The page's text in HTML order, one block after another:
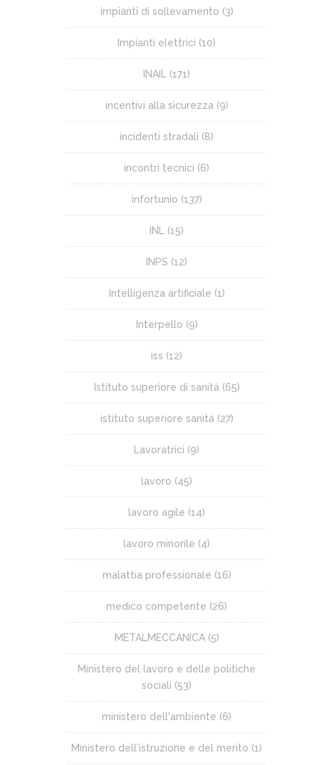
impianti di sollevamento (3)
Impianti elettrici (10)
INAIL (171)
incentivi alla sicurezza(9)
incidenti stradali (8)
incontri tecnici (6)
infortunio (137)
INL (15)
INPS (12)
Intelligenza artificiale (1)
Interpello (9)
iss (12)
Istituto superiore di sanità(65)
istituto superiore sanità(27)
Lavoratrici (9)
lavoro (45)
lavoro agile (14)
lavoro minorile (4)
malattia professionale (16)
medico competente (26)
METALMECCANICA(5)
Ministero del lavoro e delle politiche
sociali (53)
ministero dell'ambiente (6)
Ministero dell'istruzione e del merito (1)